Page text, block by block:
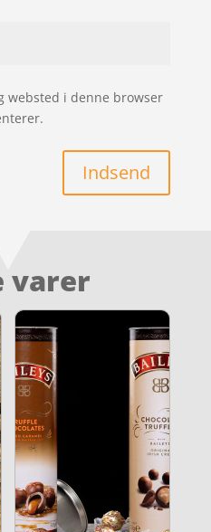
websted i denne browser
Indsend
varer